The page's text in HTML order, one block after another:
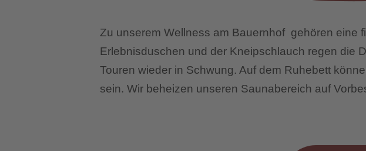
Zu unserem Wellness am Bauernhof gehören eine
Erlebnisduschen und der Kneipschlauch regen die
Touren wieder in Schwung. Auf dem Ruhebett
sein. Wir beheizen unseren Saunabereich auf